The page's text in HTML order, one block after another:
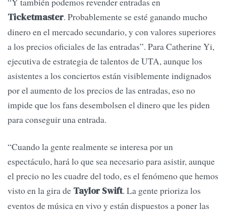
Ticketmaster. Probablemente se esté ganando mucho
dinero en el mercado secundario, y con valores superiores
a los precios oficiales de las entradas”. Para Catherine Yi,
ejecutiva de estrategia de talentos de UTA, aunque los
asistentes a los conciertos están visiblemente indignados
por el aumento de los precios de las entradas, eso no
impide que los fans desembolsen el dinero que les piden
para conseguir una entrada.
“Cuando la gente realmente se interesa por un
espectáculo, hará lo que sea necesario para asistir, aunque
el precio no les cuadre del todo, es el fenómeno que hemos
visto en la gira de Taylor Swift. La gente prioriza los
eventos de música en vivo y están dispuestos a poner las